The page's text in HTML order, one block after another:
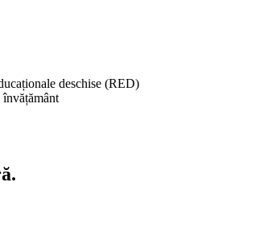
deschise (RED)